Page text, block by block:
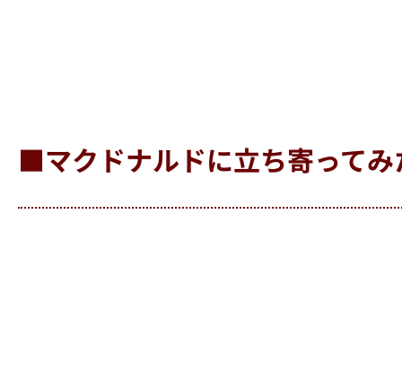
■マクドナルドに立ち寄ってみ